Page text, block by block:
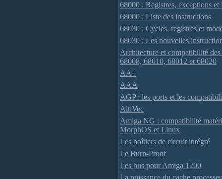
68000 : Registres, exceptions
68000 : Liste des instructions
68030 : Cycles, registres et
68030 : Les nouvelles
Architecture et compatibilité
68008, 68010, 68012 et 68020
AA+
AAA
AGP : les ports et les
AltiVec
Amiga NG : compatibilité
MorphOS et Linux
Les boîtiers de circuit intégré
Le Burn-Proof
Les bus pour Amiga 1200
La puissance du cache